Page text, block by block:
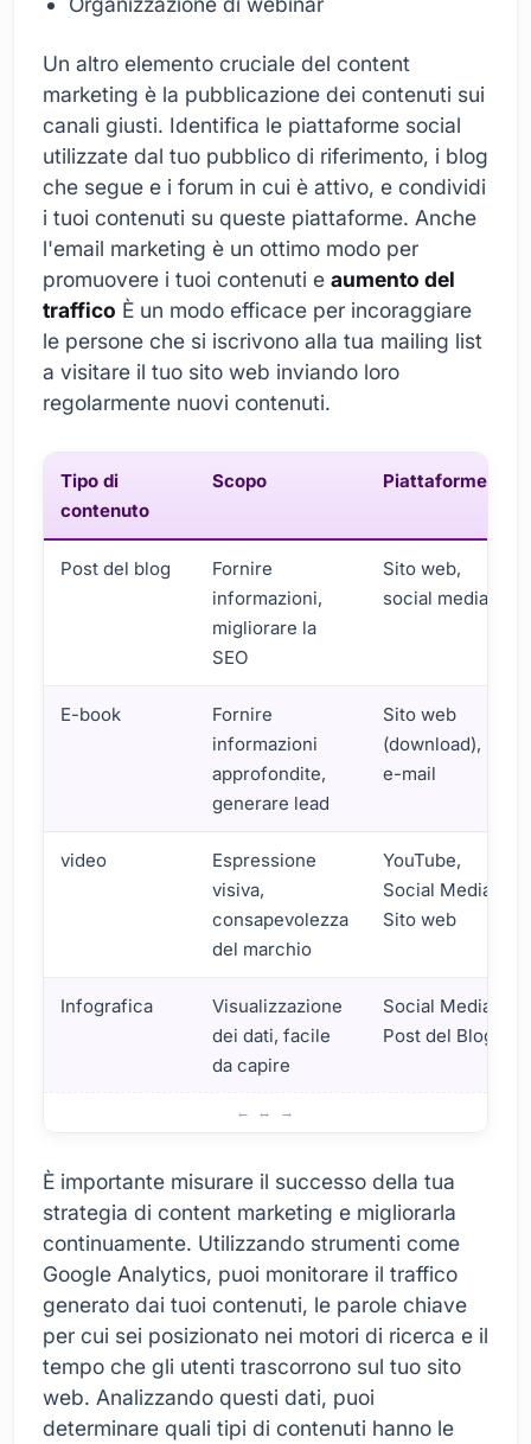
Un altro elemento cruciale del content
marketing è la pubblicazione dei contenuti sui
canali giusti. Identifica le piattaforme social
utilizzate dal tuo pubblico di riferimento, i blog
che segue e i forum in cui è attivo, e condividi
i tuoi contenuti su queste piattaforme. Anche
l'email marketing è un ottimo modo per
promuovere i tuoi contenuti e aumento del
traffico È un modo efficace per incoraggiare
le persone che si iscrivono alla tua mailing list
a visitare il tuo sito web inviando loro
regolarmente nuovi contenuti.
Tipo di
contenuto
Scopo Piattaforme
Post del blog
Fornire
informazioni,
migliorare la
SEO
Sito web,
social media
E-book
Fornire
informazioni
approfondite,
generare lead
Sito web
(download),
e-mail
video
Espressione
visiva,
consapevolezza
del marchio
YouTube,
Social Media,
Sito web
Infografica
Visualizzazione
dei dati, facile
da capire
Social Media,
Post del Blog
È importante misurare il successo della tua
strategia di content marketing e migliorarla
continuamente. Utilizzando strumenti come
Google Analytics, puoi monitorare il traffico
generato dai tuoi contenuti, le parole chiave
per cui sei posizionato nei motori di ricerca e il
tempo che gli utenti trascorrono sul tuo sito
web. Analizzando questi dati, puoi
determinare quali tipi di contenuti hanno le